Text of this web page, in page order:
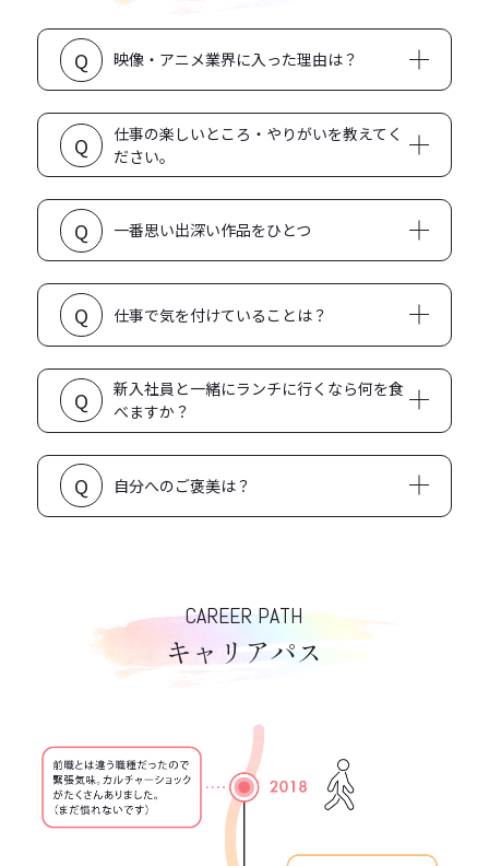
Q 映像・アニメ業界に入った理由は？
家から近かったので…
Q
仕事の楽しいところ・やりがいを教えてく
ださい。
制作の裏側を見たり聞いたりできるところ
Q 一番思い出深い作品をひとつ
「TIGER&BUNNY」…前職で企画をしたり謝ったりい
ろいろしました。笑
Q 仕事で気を付けていることは？
疑問はその場で解消する
Q
新入社員と一緒にランチに行くなら何を食
べますか？
「平日昼だけ」というカレー屋さん
Q 自分へのご褒美は？
CAREER PATH
キャリアパス